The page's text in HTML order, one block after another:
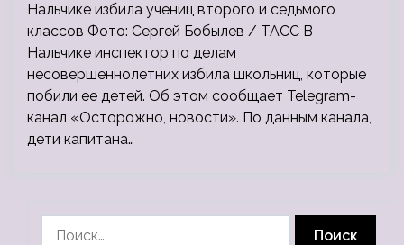
Нальчике избила учениц второго и седьмого
классов Фото: Сергей Бобылев / ТАСС В
Нальчике инспектор по делам
несовершеннолетних избила школьниц, которые
побили ее детей. Об этом сообщает Telegram-
канал «Осторожно, новости». По данным канала,
дети капитана…